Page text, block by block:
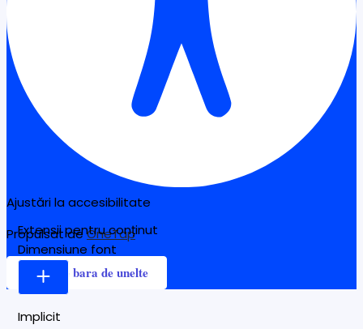
Ajustări la accesibilitate
Propulsat deOneTap
Ascunde bara de unelte
Extensii pentru conținut
Dimensiune font
Implicit